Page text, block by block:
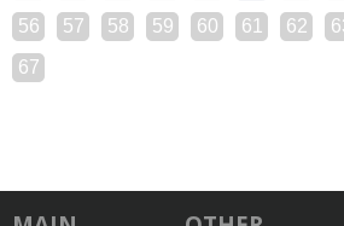
56
57 58 59 60 61 62
67